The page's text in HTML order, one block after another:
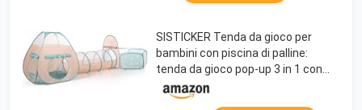
SISTICKER Tenda da gioco per
bambini con piscina di palline:
tenda da gioco pop-up 3 in 1 con
tunnel per gattonare, con borsa per
il trasporto